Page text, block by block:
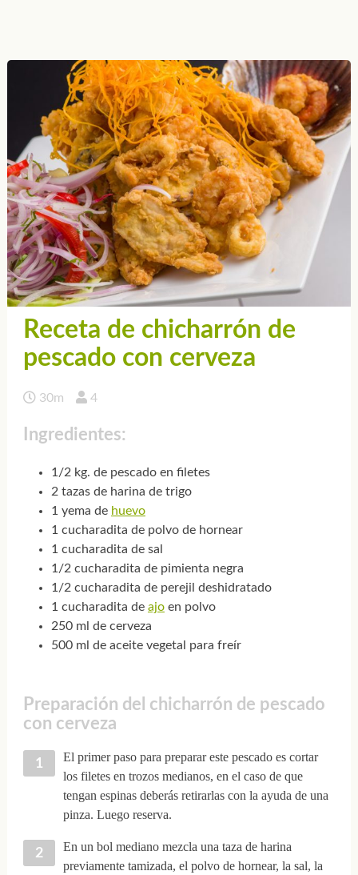
Receta de chicharrón de
pescado con cerveza
30m 4
Ingredientes:
1/2 kg. de pescado en filetes
2 tazas de harina de trigo
1 yema de huevo
1 cucharadita de polvo de hornear
1 cucharadita de sal
1/2 cucharadita de pimienta negra
1/2 cucharadita de perejil deshidratado
1 cucharadita de ajoen polvo
250 ml de cerveza
500 ml de aceite vegetal para freír
Preparación del chicharrón de pescado
con cerveza
El primer paso para preparar este pescado es cortar
los filetes en trozos medianos, en el caso de que
tengan espinas deberás retirarlas con la ayuda de una
pinza. Luego reserva.
En un bol mediano mezcla una taza de harina
previamente tamizada, el polvo de hornear, la sal, la